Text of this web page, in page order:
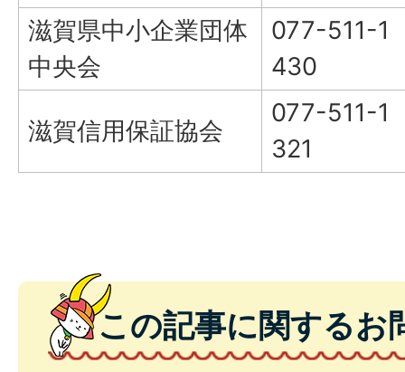
滋賀県中小企業団体
中央会
077-511-1
430
滋賀信用保証協会
077-511-1
321
この記事に関するお